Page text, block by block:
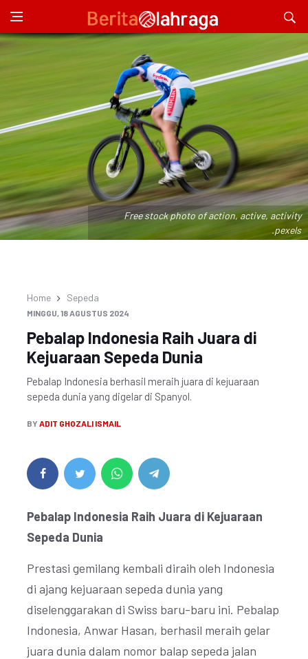
Free stock photo of action, active, activity
.pexels
Home Sepeda
MINGGU, 18 AGUSTUS 2024
Pebalap Indonesia Raih Juara di
Kejuaraan Sepeda Dunia
Pebalap Indonesia berhasil meraih juara di kejuaraan
sepeda dunia yang digelar di Spanyol.
BY ADIT GHOZALI ISMAIL
Pebalap Indonesia Raih Juara di Kejuaraan
Sepeda Dunia
Prestasi gemilang kembali diraih oleh Indonesia
di ajang kejuaraan sepeda dunia yang
diselenggarakan di Swiss baru-baru ini. Pebalap
Indonesia, Anwar Hasan, berhasil meraih gelar
juara dunia dalam nomor balap sepeda jalan